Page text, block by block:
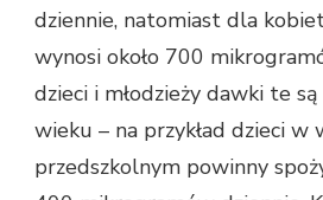
dziennie, natomiast dla
wynosi około 700
dzieci i młodzieży dawki te
wieku – na przykład dzieci w
przedszkolnym powinny